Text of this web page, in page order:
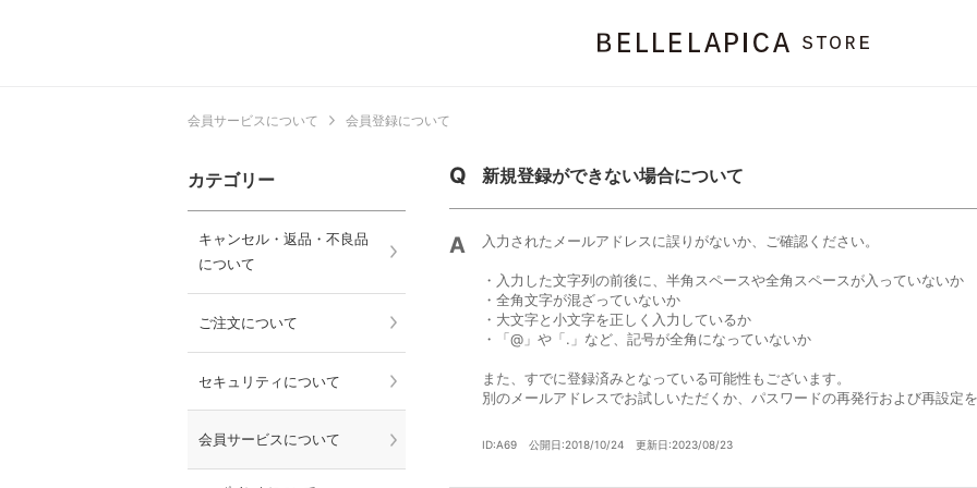
会員サービスについて 会員登録について
カテゴリー
キャンセル・返品・不良品
について
ご注文について
セキュリティについて
会員サービスについて
新規登録ができない場合について
入力されたメールアドレスに誤りがないか、ご確認ください。
・入力した文字列の前後に、半角スペースや全角スペースが入っていないか
・全角文字が混ざっていないか
・大文字と小文字を正しく入力しているか
・「@」や「.」など、記号が全角になっていないか
また、すでに登録済みとなっている可能性もございます。
別のメールアドレスでお試しいただくか、パスワードの再発行および再設定を
ID:A69 公開日:2018/10/24 更新日:2023/08/23